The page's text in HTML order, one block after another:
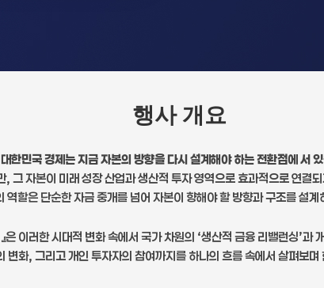
행사 개요
대한민국 경제는 지금 자본의 방향을 다시 설계해야 하는 전환점에 서
그 자본이 미래 성장 산업과 생산적 투자 영역으로 효과적으로 연결
역할은 단순한 자금 중개를 넘어 자본이 향해야 할 방향과 구조를 설
은 이러한 시대적 변화 속에서 국가 차원의 ‘생산적 금융 리밸런싱’과
변화, 그리고 개인 투자자의 참여까지를 하나의 흐름 속에서 살펴보